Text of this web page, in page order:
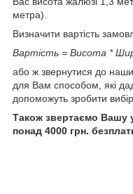
метра).
Визначити вартість
Вартість = Висота *
або ж звернутися до
для Вам способом, які
допоможуть зробити
Також звертаємо Вашу
понад 4000 грн.